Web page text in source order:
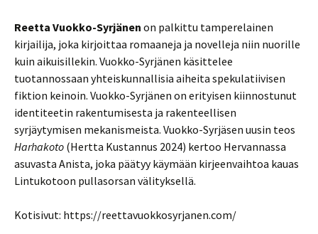
Reetta Vuokko-Syrjänen on palkittu tamperelainen
kirjailija, joka kirjoittaa romaaneja ja novelleja niin nuorille
kuin aikuisillekin. Vuokko-Syrjänen käsittelee
tuotannossaan yhteiskunnallisia aiheita spekulatiivisen
fiktion keinoin. Vuokko-Syrjänen on erityisen kiinnostunut
identiteetin rakentumisesta ja rakenteellisen
syrjäytymisen mekanismeista. Vuokko-Syrjäsen uusin teos
Harhakoto (Hertta Kustannus 2024) kertoo Hervannassa
asuvasta Anista, joka päätyy käymään kirjeenvaihtoa kauas
Lintukotoon pullasorsan välityksellä.
Kotisivut: https://reettavuokkosyrjanen.com/